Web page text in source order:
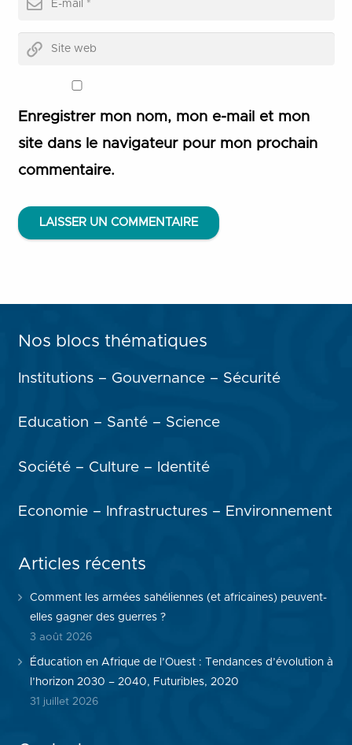
Enregistrer mon nom, mon e-mail et mon
site dans le navigateur pour mon prochain
commentaire.
LAISSER UN COMMENTAIRE
Nos blocs thématiques
Institutions – Gouvernance – Sécurité
Education – Santé – Science
Société – Culture – Identité
Economie – Infrastructures – Environnement
Articles récents
Comment les armées sahéliennes (et africaines) peuvent-
elles gagner des guerres ?
3 août 2026
Éducation en Afrique de l’Ouest : Tendances d’évolution à
l’horizon 2030 – 2040, Futuribles, 2020
31 juillet 2026